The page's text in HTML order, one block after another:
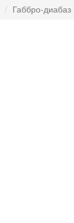
Габбро-диабаз